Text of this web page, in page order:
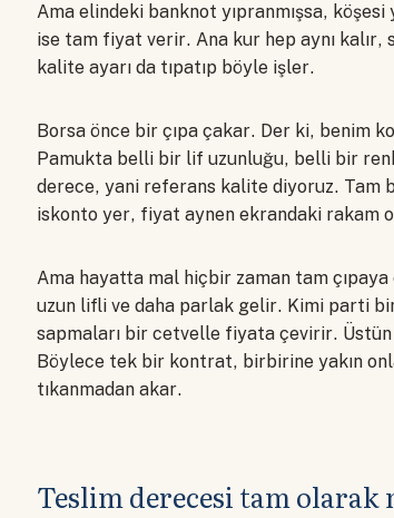
Ama elindeki banknot yıpranmışsa,
ise tam fiyat verir. Ana kur hep aynı kalır,
kalite ayarı da tıpatıp böyle işler.
Borsa önce bir çıpa çakar. Der ki, benim
Pamukta belli bir lif uzunluğu, belli bir
derece, yani referans kalite diyoruz. Tam
iskonto yer, fiyat aynen ekrandaki rakam
Ama hayatta mal hiçbir zaman tam
uzun lifli ve daha parlak gelir. Kimi parti
sapmaları bir cetvelle fiyata çevirir.
Böylece tek bir kontrat, birbirine yakın
tıkanmadan akar.
Teslim derecesi tam olarak